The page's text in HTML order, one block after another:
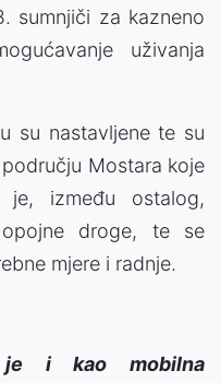
sumnjiči za kazneno
uživanja
su nastavljene te su
Mostara koje
između ostalog,
droge, te se
mjere i radnje.
je i kao mobilna